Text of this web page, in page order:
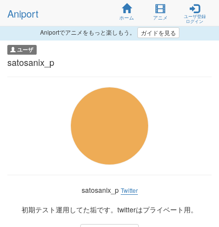
Aniport ホーム アニメ
ユーザ登録
ログイン
Aniportでアニメをもっと楽しもう。 ガイドを見る
ユーザ
satosanix_p
satosanix_p Twitter
初期テスト運用してた垢です。twitterはプライベート用。